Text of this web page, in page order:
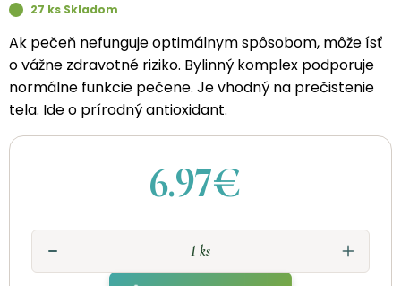
27 ks Skladom
Ak pečeň nefunguje optimálnym spôsobom, môže ísť
o vážne zdravotné riziko. Bylinný komplex podporuje
normálne funkcie pečene. Je vhodný na prečistenie
tela. Ide o prírodný antioxidant.
6.97€